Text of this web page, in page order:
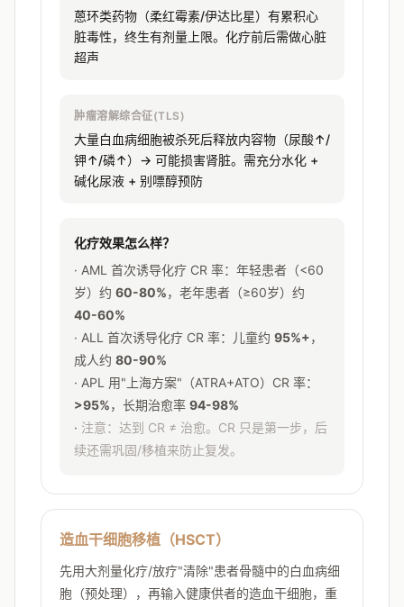
蒽环类药物（柔红霉素/伊达比星）有累积心
脏毒性，终生有剂量上限。化疗前后需做心脏
超声
肿瘤溶解综合征(TLS)
大量白血病细胞被杀死后释放内容物（尿酸↑/
钾↑/磷↑）→ 可能损害肾脏。需充分水化 +
碱化尿液 + 别嘌醇预防
化疗效果怎么样？
· AML 首次诱导化疗 CR 率：年轻患者（<60
岁）约 60-80%，老年患者（≥60岁）约
40-60%
· ALL 首次诱导化疗 CR 率：儿童约 95%+，
成人约 80-90%
· APL 用"上海方案"（ATRA+ATO）CR 率：
>95%，长期治愈率 94-98%
· 注意：达到 CR ≠ 治愈。CR 只是第一步，后
续还需巩固/移植来防止复发。
造血干细胞移植（HSCT）
先用大剂量化疗/放疗"清除"患者骨髓中的白血病细
胞（预处理），再输入健康供者的造血干细胞，重